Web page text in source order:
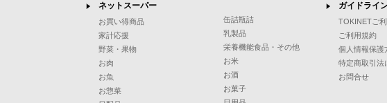
ネットスーパー
お買い得商品
家計応援
野菜・果物
お肉
お魚
お惣菜
缶詰瓶詰
乳製品
栄養機能食品・その他
お米
お酒
お菓子
ガイドライ
TOKINETご
ご利用規約
個人情報保護
特定商取引法
お問合せ